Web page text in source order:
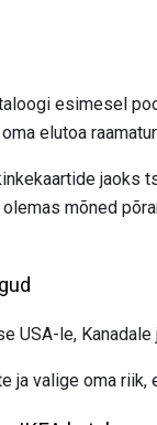
esimesel
elutoa
jaoks
mõned
USA-le,
ja valige oma